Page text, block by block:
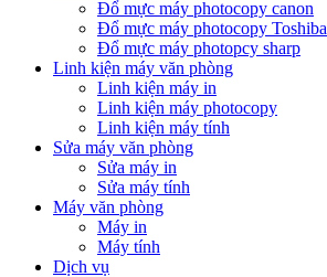
Đổ mực máy photocopy canon
Đổ mực máy photocopy Toshiba
Đổ mực máy photopcy sharp
Linh kiện máy văn phòng
Linh kiện máy in
Linh kiện máy photocopy
Linh kiện máy tính
Sửa máy văn phòng
Sửa máy in
Sửa máy tính
Máy văn phòng
Máy in
Máy tính
Dịch vụ